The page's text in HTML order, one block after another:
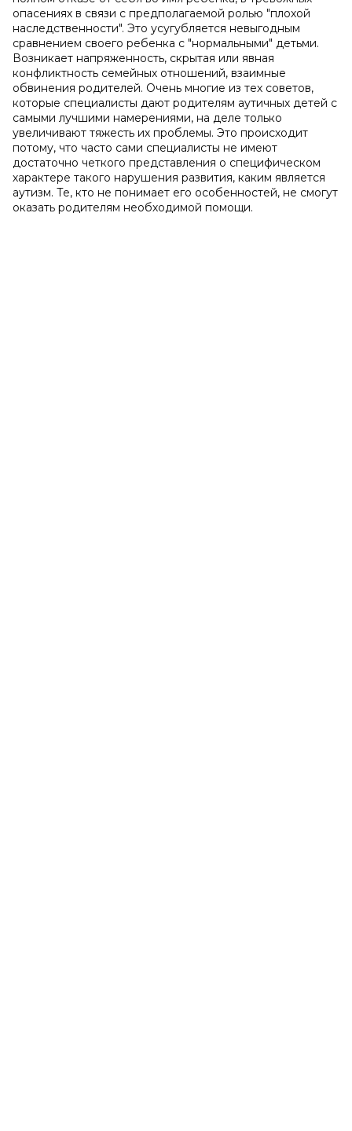
опасениях в связи с предполагаемой ролью "плохой
наследственности". Это усугубляется невыгодным
сравнением своего ребенка с "нормальными" детьми.
Возникает напряженность, скрытая или явная
конфликтность семейных отношений, взаимные
обвинения родителей. Очень многие из тех советов,
которые специалисты дают родителям аутичных детей с
самыми лучшими намерениями, на деле только
увеличивают тяжесть их проблемы. Это происходит
потому, что часто сами специалисты не имеют
достаточно четкого представления о специфическом
характере такого нарушения развития, каким является
аутизм. Те, кто не понимает его особенностей, не смогут
оказать родителям необходимой помощи.